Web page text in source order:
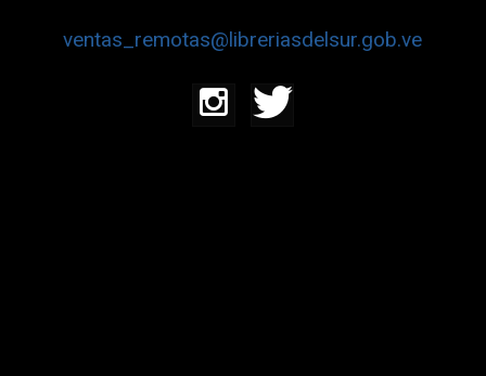
ventas_remotas@libreriasdelsur.gob.ve